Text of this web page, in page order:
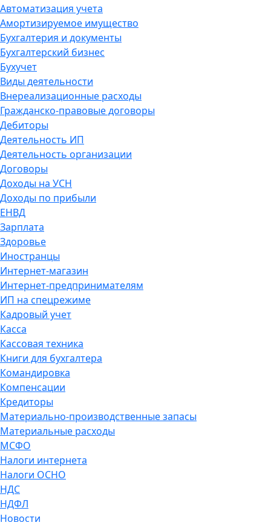
Автоматизация учета
Амортизируемое имущество
Бухгалтерия и документы
Бухгалтерский бизнес
Бухучет
Виды деятельности
Внереализационные расходы
Гражданско-правовые договоры
Дебиторы
Деятельность ИП
Деятельность организации
Договоры
Доходы на УСН
Доходы по прибыли
ЕНВД
Зарплата
Здоровье
Иностранцы
Интернет-магазин
Интернет-предпринимателям
ИП на спецрежиме
Кадровый учет
Касса
Кассовая техника
Книги для бухгалтера
Командировка
Компенсации
Кредиторы
Материально-производственные запасы
Материальные расходы
МСФО
Налоги интернета
Налоги ОСНО
НДС
НДФЛ
Новости